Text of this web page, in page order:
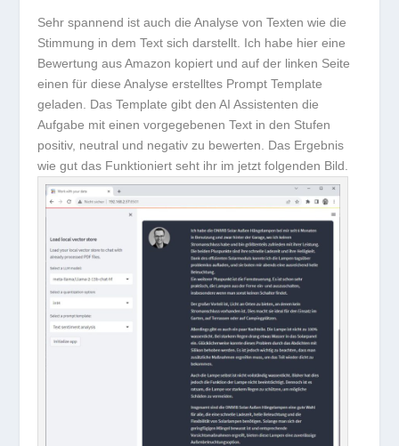
Sehr spannend ist auch die Analyse von Texten wie die
Stimmung in dem Text sich darstellt. Ich habe hier eine
Bewertung aus Amazon kopiert und auf der linken Seite
einen für diese Analyse erstelltes Prompt Template
geladen. Das Template gibt den AI Assistenten die
Aufgabe mit einen vorgegebenen Text in den Stufen
positiv, neutral und negativ zu bewerten. Das Ergebnis
wie gut das Funktioniert seht ihr im jetzt folgenden Bild.